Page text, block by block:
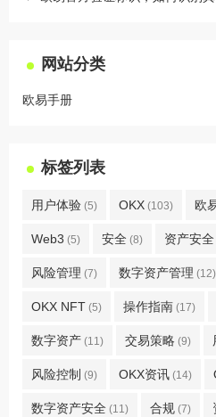
网站分类
欧易手册
标签列表
用户体验 (5) OKX (103) 欧
Web3 (5) 安全 (8) 资产安全
风险管理 (7) 数字资产管理 (12)
OKX NFT (5) 操作指南 (17)
数字资产 (11) 交易策略 (9)
风险控制 (9) OKX资讯 (14)
数字资产安全 (11) 合规 (7)